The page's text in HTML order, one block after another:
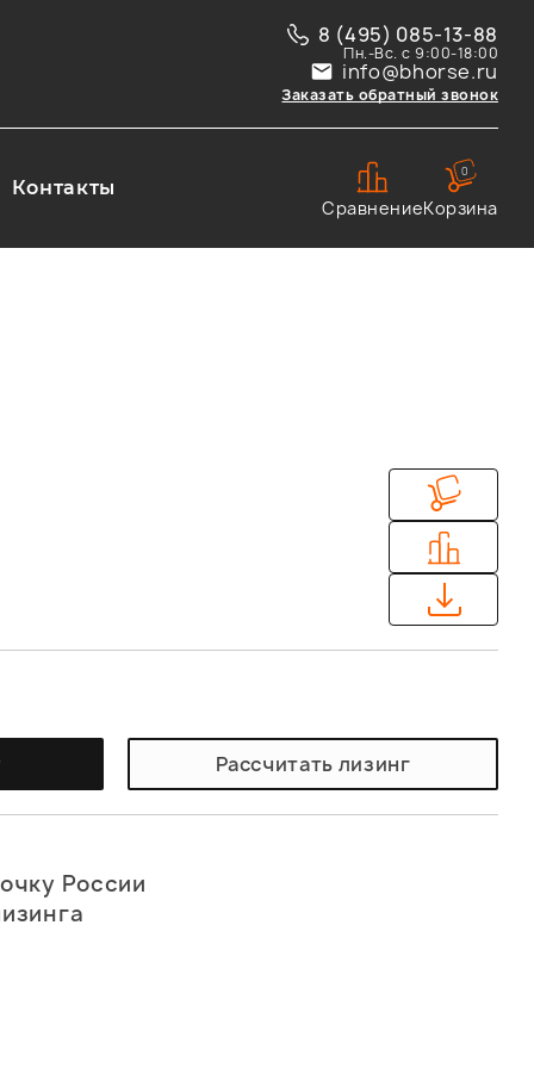
8 (495) 085-13-88
Пн.-Вс. с 9:00-18:00
info@bhorse.ru
Заказать обратный звонок
Контакты
Сравнение
0
Корзина
Рассчитать лизинг
России